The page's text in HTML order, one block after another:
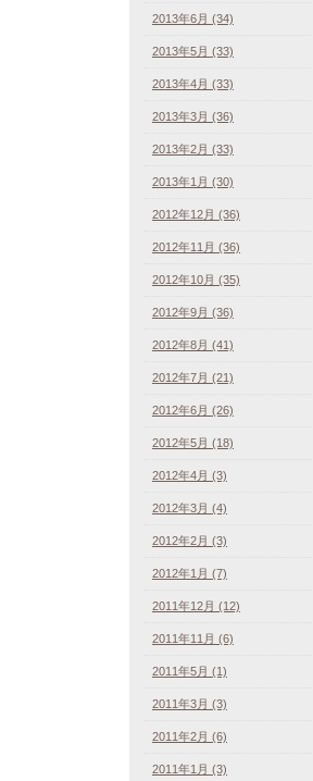
2013年6月 (34)
2013年5月 (33)
2013年4月 (33)
2013年3月 (36)
2013年2月 (33)
2013年1月 (30)
2012年12月 (36)
2012年11月 (36)
2012年10月 (35)
2012年9月 (36)
2012年8月 (41)
2012年7月 (21)
2012年6月 (26)
2012年5月 (18)
2012年4月 (3)
2012年3月 (4)
2012年2月 (3)
2012年1月 (7)
2011年12月 (12)
2011年11月 (6)
2011年5月 (1)
2011年3月 (3)
2011年2月 (6)
2011年1月 (3)